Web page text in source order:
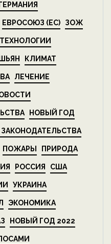
ЕВРОСОЮЗ (ЕС) ЗОЖ
КЛИМАТ
ЛЕЧЕНИЕ
НОВЫЙ ГОД
ЗАКОНОДАТЕЛЬСТВА
ПОЖАРЫ ПРИРОДА
РОССИЯ США
УКРАИНА
ЭКОНОМИКА
НОВЫЙ ГОД 2022